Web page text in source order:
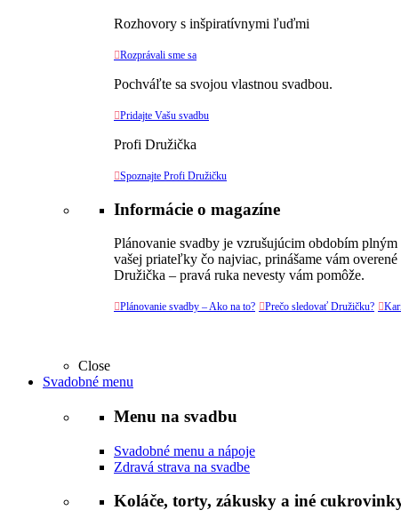
Rozhovory s inšpiratívnymi ľuďmi
Rozprávali sme sa
Pochváľte sa svojou vlastnou svadbou.
Pridajte Vašu svadbu
Profi Družička
Spoznajte Profi Družičku
Informácie o magazíne
Plánovanie svadby je vzrušujúcim obdobím
vašej priateľky čo najviac, prinášame vám
Družička – pravá ruka nevesty vám pomôže.
Plánovanie svadby – Ako na to? Prečo sledovať Družičku? 
Close
Svadobné menu
Menu na svadbu
Svadobné menu a nápoje
Zdravá strava na svadbe
Koláče, torty, zákusky a iné